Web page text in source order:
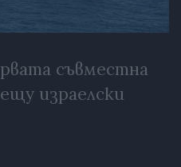
съвместна
израелски